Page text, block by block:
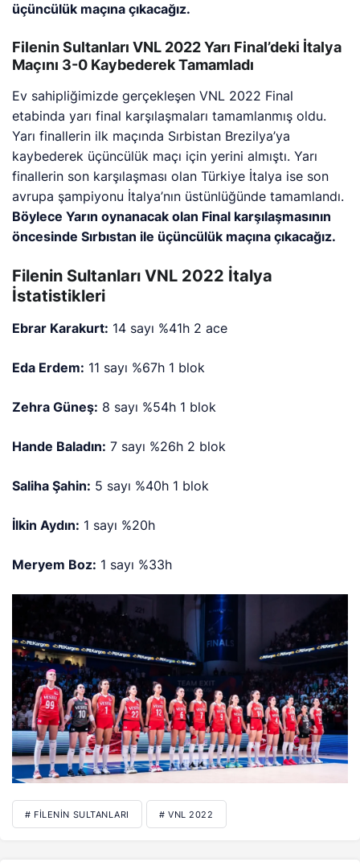
üçüncülük maçına çıkacağız.
Filenin Sultanları VNL 2022 Yarı Final’deki İtalya
Maçını 3-0 Kaybederek Tamamladı
Ev sahipliğimizde gerçekleşen VNL 2022 Final
etabinda yarı final karşılaşmaları tamamlanmış oldu.
Yarı finallerin ilk maçında Sırbistan Brezilya’ya
kaybederek üçüncülük maçı için yerini almıştı. Yarı
finallerin son karşılaşması olan Türkiye İtalya ise son
avrupa şampiyonu İtalya’nın üstünlüğünde tamamlandı.
Böylece Yarın oynanacak olan Final karşılaşmasının
öncesinde Sırbıstan ile üçüncülük maçına çıkacağız.
Filenin Sultanları VNL 2022 İtalya
İstatistikleri
Ebrar Karakurt: 14 sayı %41h 2 ace
Eda Erdem: 11 sayı %67h 1 blok
Zehra Güneş: 8 sayı %54h 1 blok
Hande Baladın: 7 sayı %26h 2 blok
Saliha Şahin: 5 sayı %40h 1 blok
İlkin Aydın: 1 sayı %20h
Meryem Boz: 1 sayı %33h
# FILENIN SULTANLARI # VNL 2022